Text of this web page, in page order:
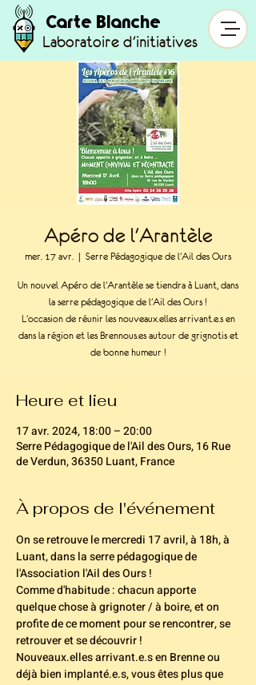
Carte Blanche
Laboratoire d'initiatives
Apéro de l'Arantèle
mer. 17 avr. Serre Pédagogique de l'Ail des Ours
Un nouvel Apéro de l'Arantèle se tiendra à Luant, dans
la serre pédagogique de l'Ail des Ours !
L'occasion de réunir les nouveaux.elles arrivant.e.s en
dans la région et les Brennous.es autour de grignotis et
de bonne humeur !
Heure et lieu
17 avr. 2024, 18:00 – 20:00
Serre Pédagogique de l'Ail des Ours, 16 Rue
de Verdun, 36350 Luant, France
À propos de l'événement
On se retrouve le mercredi 17 avril, à 18h, à
Luant, dans la serre pédagogique de
l'Association l'Ail des Ours !
Comme d'habitude : chacun apporte
quelque chose à grignoter / à boire, et on
profite de ce moment pour se rencontrer, se
retrouver et se découvrir !
Nouveaux.elles arrivant.e.s en Brenne ou
déjà bien implanté.e.s, vous êtes plus que